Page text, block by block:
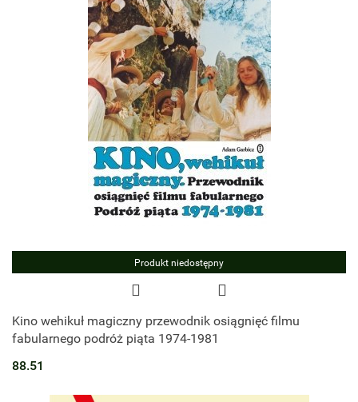
Produkt niedostępny
Kino wehikuł magiczny przewodnik osiągnięć filmu
fabularnego podróż piąta 1974-1981
88.51